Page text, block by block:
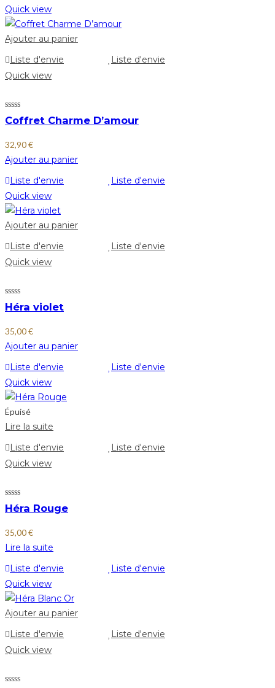
Quick view
Ajouter au panier
Liste d'envie
Liste d'envie
Quick view
Coffret Charme D’amour
32,90€
Ajouter au panier
Liste d'envie
Liste d'envie
Quick view
Ajouter au panier
Liste d'envie
Liste d'envie
Quick view
Héra violet
35,00€
Ajouter au panier
Liste d'envie
Liste d'envie
Quick view
Épuisé
Lire la suite
Liste d'envie
Liste d'envie
Quick view
Héra Rouge
35,00€
Lire la suite
Liste d'envie
Liste d'envie
Quick view
Ajouter au panier
Liste d'envie
Liste d'envie
Quick view